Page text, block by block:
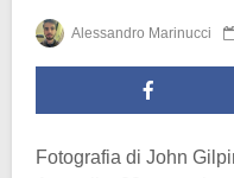
Alessandro Marinucci
Fotografia di John